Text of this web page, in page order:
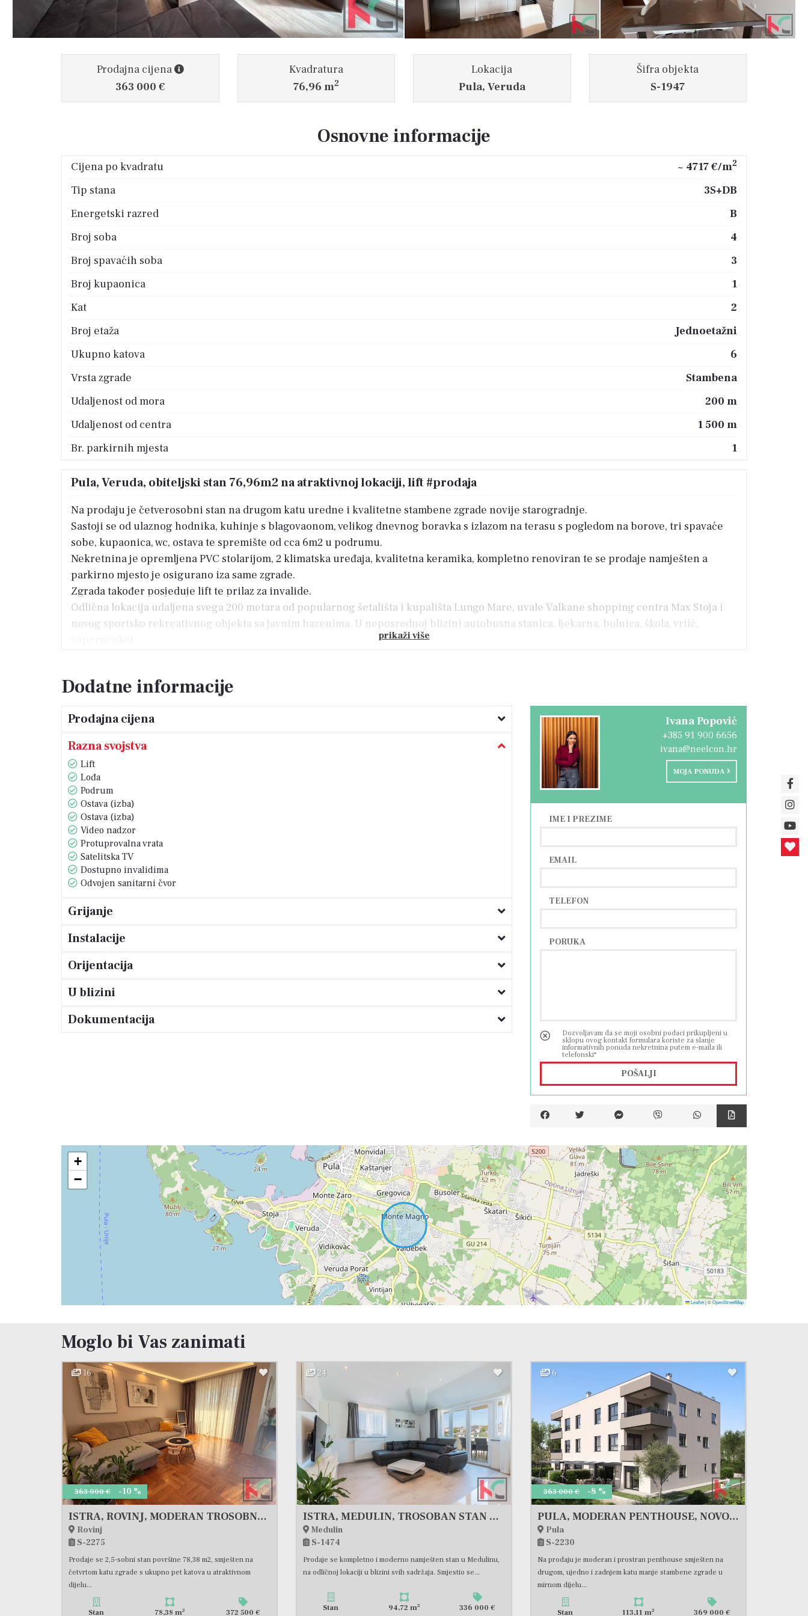
Prodajna cijena
363 000 €
Kvadratura
76,96 m2
Lokacija
Pula, Veruda
Šifra objekta
S-1947
Osnovne informacije
Cijena po kvadratu ~ 4717 €/m2
Tip stana
3S+DB
Energetski razred
B
Broj soba
4
Broj spavaćih soba
3
Broj kupaonica
1
Kat
2
Broj etaža
Jednoetažni
Ukupno katova
6
Vrsta zgrade
Stambena
Udaljenost od mora
200 m
Udaljenost od centra
1 500 m
Br. parkirnih mjesta
1
Pula, Veruda, obiteljski stan 76,96m2 na atraktivnoj lokaciji, lift #prodaja
Na prodaju je četverosobni stan na drugom katu uredne i kvalitetne stambene zgrade novije starogradnje.
Sastoji se od ulaznog hodnika, kuhinje s blagovaonom, velikog dnevnog boravka s izlazom na terasu s pogledom na borove, tri spavaće
sobe, kupaonica, wc, ostava te spremište od cca 6m2 u podrumu.
Nekretnina je opremljena PVC stolarijom, 2 klimatska uređaja, kvalitetna keramika, kompletno renoviran te se prodaje namješten a
parkirno mjesto je osigurano iza same zgrade.
Zgrada također posjeduje lift te prilaz za invalide.
Odlična lokacija udaljena svega 200 metara od popularnog šetališta i kupališta Lungo Mare, uvale Valkane shopping centra Max Stoja i
novog sportsko rekreativnog objekta sa javnim bazenima. U neposrednoj blizini autobusna stanica, ljekarna, bolnica, škola, vrtić,
prikaži više
Dodatne informacije
Prodajna cijena
Razna svojstva
Lift
Lođa
Podrum
Ostava (izba)
Ostava (izba)
Video nadzor
Protuprovalna vrata
Satelitska TV
Dostupno invalidima
Odvojen sanitarni čvor
Grijanje
Instalacije
Orijentacija
U blizini
Dokumentacija
Ivana Popović
+385 91 900 6656
ivana@neelcon.hr
MOJA PONUDA
IME I PREZIME
EMAIL
TELEFON
PORUKA
Dozvoljavam da se moji osobni podaci prikupljeni u
sklopu ovog kontakt formulara koriste za slanje
informativnih ponuda nekretnina putem e-maila ili
telefonski*
POŠALJI
+
−
Leaflet|©OpenStreetMap
Moglo bi Vas zanimati
16
363 000 € -10 %
ISTRA, ROVINJ, MODERAN TROSOBNI STAN #PRODAJA
Rovinj
S-2275
Prodaje se 2,5-sobni stan površine 78,38 m2, smješten na
četvrtom katu zgrade s ukupno pet katova u atraktivnom
dijelu...
Stan 78,38 m2 372 500 €
24
ISTRA, MEDULIN, TROSOBAN STAN 94,72 m2, #PRODAJA
Medulin
S-1474
Prodaje se kompletno i moderno namješten stan u Medulinu,
na odličnoj lokaciji u blizini svih sadržaja. Smjestio se...
Stan 94,72 m2 336 000 €
6
363 000 € -8 %
PULA, MODERAN PENTHOUSE, NOVOGRADNJA, LIFT #PRODAJA
Pula
S-2230
Na prodaju je moderan i prostran penthouse smješten na
drugom, ujedno i zadnjem katu manje stambene zgrade u
mirnom dijelu...
Stan 113,11 m2 369 000 €